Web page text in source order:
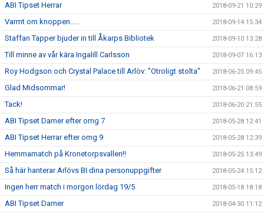
ABI Tipset Herrar 2018-09-21 10:29
Varmt om knoppen..... 2018-09-14 15:34
Staffan Tapper bjuder in till Åkarps Bibliotek 2018-09-10 13:28
Till minne av vår kära Ingalill Carlsson 2018-09-07 16:13
Roy Hodgson och Crystal Palace till Arlöv: ”Otroligt stolta” 2018-06-25 09:45
Glad Midsommar! 2018-06-21 08:59
Tack! 2018-06-20 21:55
ABI Tipset Damer efter omg 7 2018-05-28 12:41
ABI Tipset Herrar efter omg 9 2018-05-28 12:39
Hemmamatch på Kronetorpsvallen!! 2018-05-25 13:49
Så här hanterar Arlövs BI dina personuppgifter 2018-05-24 15:12
Ingen herr match i morgon lördag 19/5 2018-05-18 18:18
ABI Tipset Damer 2018-04-30 11:12